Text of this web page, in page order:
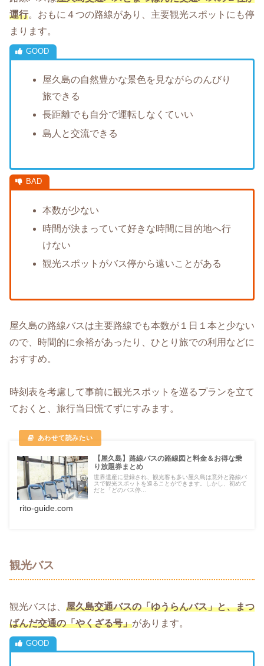
運行。おもに４つの路線があり、主要観光スポットにも停
まります。
屋久島の自然豊かな景色を見ながらのんびり
旅できる
長距離でも自分で運転しなくていい
島人と交流できる
本数が少ない
時間が決まっていて好きな時間に目的地へ行
けない
観光スポットがバス停から遠いことがある
屋久島の路線バスは主要路線でも本数が１日１本と少ない
ので、時間的に余裕があったり、ひとり旅での利用などに
おすすめ。
時刻表を考慮して事前に観光スポットを巡るプランを立て
ておくと、旅行当日慌てずにすみます。
【屋久島】路線バスの路線図と料金＆お得な乗
り放題券まとめ
世界遺産に登録され、観光客も多い屋久島は意外と路線バ
スで観光スポットを巡ることができます。しかし、初めて
だと「どのバス停...
rito-guide.com
観光バス
観光バスは、 屋久島交通バスの「ゆうらんバス」と、まつ
ばんだ交通の「やくざる号」があります。